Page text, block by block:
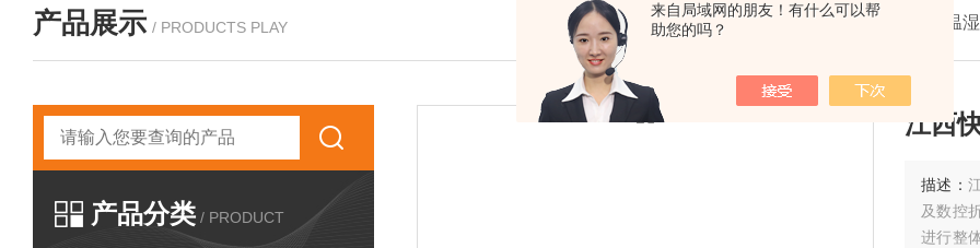
来自局域网的朋友！有什么可以帮
助您的吗？
产品展示 / PRODUCTS PLAY 我的位置： 首页 > 产品展示 温
产品分类 / PRODUCT
江西
描述：
及数控
进行整